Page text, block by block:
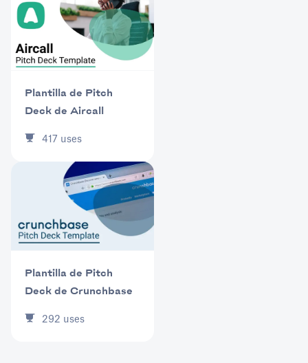
Plantilla de Pitch
Deck de Aircall
417 uses
Plantilla de Pitch
Deck de Crunchbase
292 uses